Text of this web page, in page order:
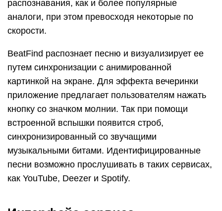
распознавания, как и более популярные
аналоги, при этом превосходя некоторые по
скорости.
BeatFind распознает песню и визуализирует ее
путем синхронизации с анимированной
картинкой на экране. Для эффекта вечеринки
приложение предлагает пользователям нажать
кнопку со значком молнии. Так при помощи
встроенной вспышки появится строб,
синхронизированный со звучащими
музыкальными битами. Идентифицированные
песни возможно прослушивать в таких сервисах,
как YouTube, Deezer и Spotify.